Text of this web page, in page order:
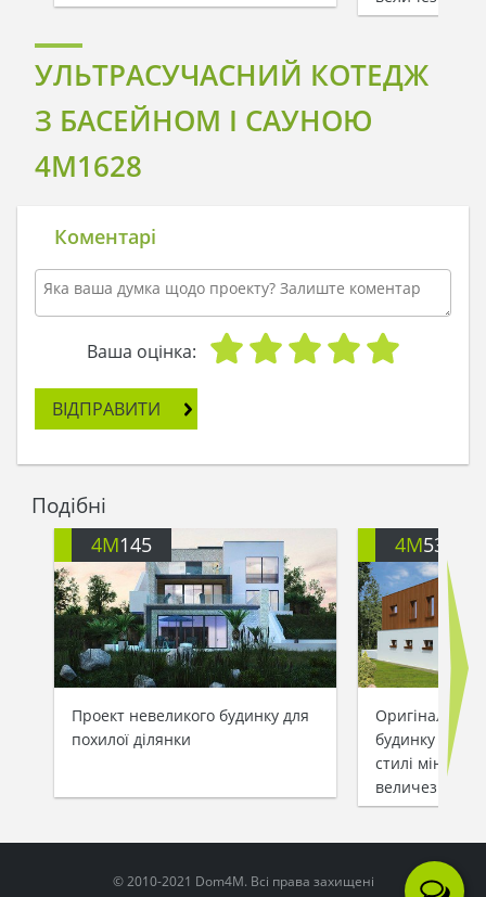
УЛЬТРАСУЧАСНИЙ КОТЕДЖ
З БАСЕЙНОМ І САУНОЮ
4M1628
Коментарі
Ваша оцінка:
ВІДПРАВИТИ
Подібні
4M145
Проект невеликого будинку для
похилої ділянки
4M531
будинку
стилі
величезними
© 2010-2021 Dom4M. Всі права захищені